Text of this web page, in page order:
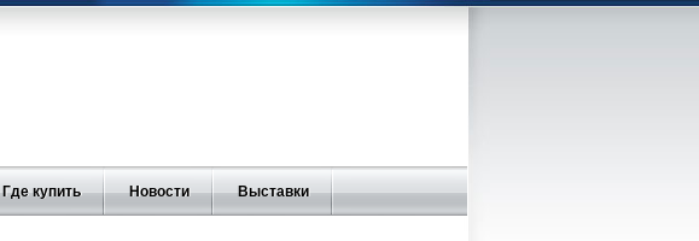
Где купить Новости Выставки